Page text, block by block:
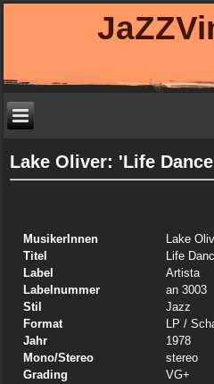
Lake Oliver: 'Life
MusikerInnen
Lake
Titel
Life
Label
Artista
Labelnummer
an 3003
Stil
Jazz
Format
LP /
Jahr
1978
Mono/Stereo
stereo
Grading
VG+